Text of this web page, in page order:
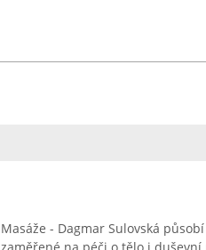
Masáže - Dagmar Sulovská